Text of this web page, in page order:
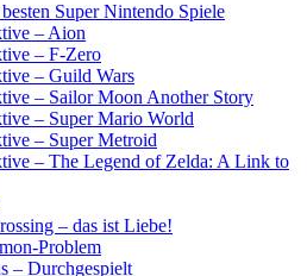
Super Nintendo Spiele
– Aion
– F-Zero
– Guild Wars
– Sailor Moon Another Story
– Super Mario World
– Super Metroid
– The Legend of Zelda: A Link to
– das ist Liebe!
Problem
– Durchgespielt